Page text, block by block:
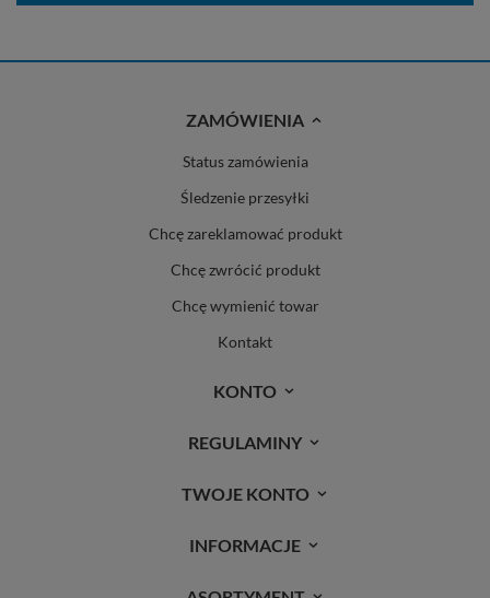
ZAMÓWIENIA
Status zamówienia
Śledzenie przesyłki
Chcę zareklamować produkt
Chcę zwrócić produkt
Chcę wymienić towar
Kontakt
KONTO
REGULAMINY
TWOJE KONTO
INFORMACJE